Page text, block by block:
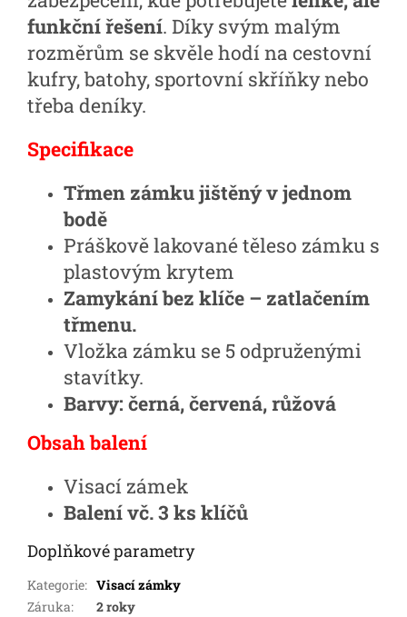
funkční řešení. Díky svým malým
rozměrům se skvěle hodí na cestovní
kufry, batohy, sportovní skříňky nebo
třeba deníky.
Specifikace
Třmen zámku jištěný v jednom
bodě
Práškově lakované těleso zámku s
plastovým krytem
Zamykání bez klíče – zatlačením
třmenu.
Vložka zámku se 5 odpruženými
stavítky.
Barvy: černá, červená, růžová
Obsah balení
Visací zámek
Balení vč. 3 ks klíčů
Doplňkové parametry
Kategorie: Visací zámky
Záruka:
2 roky